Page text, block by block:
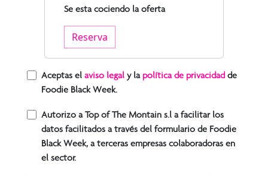
Se esta cociendo la oferta
Reserva
Aceptas el aviso legaly la política de privacidadde
Foodie Black Week.
Autorizo a Top of The Montain s.l a facilitar los
datos facilitados a través del formulario de Foodie
Black Week, a terceras empresas colaboradoras en
el sector.